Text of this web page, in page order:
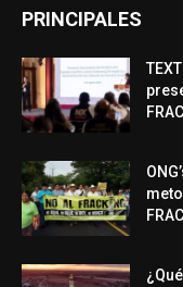
PRINCIPALES